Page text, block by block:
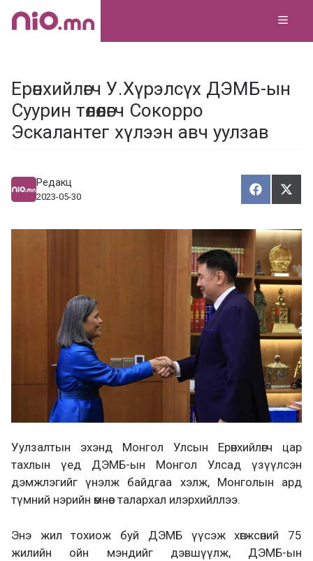
Skip
Ерөнхийлөгч У.Хүрэлсүх ДЭМБ-ын
Суурин төлөөлөгч Сокорро
Эскалантег хүлээн авч уулзав
Редакц
2023-05-30
Х
у
а
а
л
ц
а
х
Т
ү
э
э
х
Уулзалтын эхэнд Монгол Улсын Ерөнхийлөгч цар
тахлын үед ДЭМБ-ын Монгол Улсад үзүүлсэн
дэмжлэгийг үнэлж байдгаа хэлж, Монголын ард
түмний нэрийн өмнөөс талархал илэрхийллээ.
Энэ жил тохиож буй ДЭМБ үүсэж хөгжсөний 75
жилийн ойн мэндийг дэвшүүлж, ДЭМБ-ын